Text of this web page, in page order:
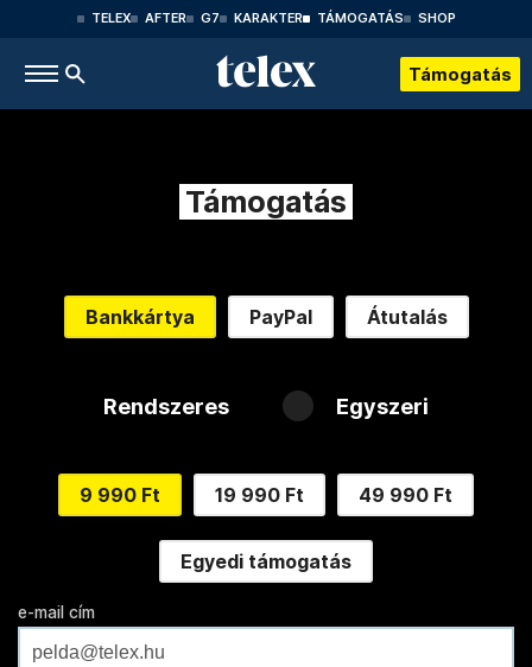
TELEX AFTER G7 KARAKTER TÁMOGATÁS SHOP
Támogatás
Támogatás
Bankkártya PayPal Átutalás
Rendszeres Egyszeri
9 990 Ft 19 990 Ft 49 990 Ft
Egyedi támogatás
e-mail cím